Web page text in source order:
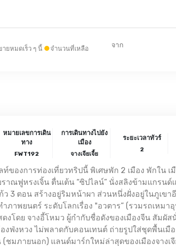
ายหมดเร็ว ๆ นี้ จำนวนที่เหลือ จาก
หมายเลขการเดิน
ทาง
การเดินทางไปยัง
เมือง
จางเจียเจี้ย
ระยะเวลาทัวร์
ท์ของการท่องเที่ยวทริปนี้ พิเศษพัก 2 เมือง พักใน เ
าณฟูหรงเจิ้น ตื่นเต้น “ซิปไลน์” นั่งสลิงข้ามแกรนด์
ว 3 ตอน สร้างอยู่ริมหน้าผา ส่วนหนึ่งฝั่งอยู่ในภูเขา
ภาพยนตร์ ระดับโลกเรื่อง "อวตาร” (รวมรถเหมา
งโดย จางอี้โหมว ผู้กำกับชื่อดังของเมืองจีน สัมผัสนั่
องฟ่งหวง ไม่พลาดกับคอนเทนต์ ถ่ายรูปใส่ชุดพื้นเมื